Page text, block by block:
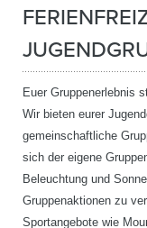
Euer Gruppenerlebnis
Wir bieten eurer
gemeinschaftliche
sich der eigene
Beleuchtung und
Gruppenaktionen zu
Sportangebote wie